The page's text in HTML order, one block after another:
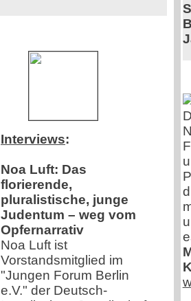
Interviews:
Noa Luft: Das
florierende,
pluralistische, junge
Judentum – weg vom
Opfernarrativ
Noa Luft ist
Vorstandsmitglied im
"Jungen Forum Berlin
e.V." der Deutsch-